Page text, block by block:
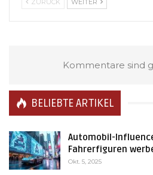
Kommentare sind
BELIEBTE ARTIKEL
Automobil-
Fahrerfiguren
Okt. 5, 2025